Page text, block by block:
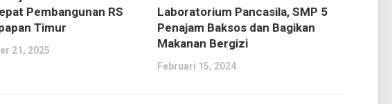
Pembangunan RS
Timur
21, 2025
Laboratorium Pancasila, SMP 5
Penajam Baksos dan Bagikan
Makanan Bergizi
Februari 15, 2024